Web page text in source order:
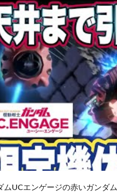
ムUCエンゲージの赤いガンダ